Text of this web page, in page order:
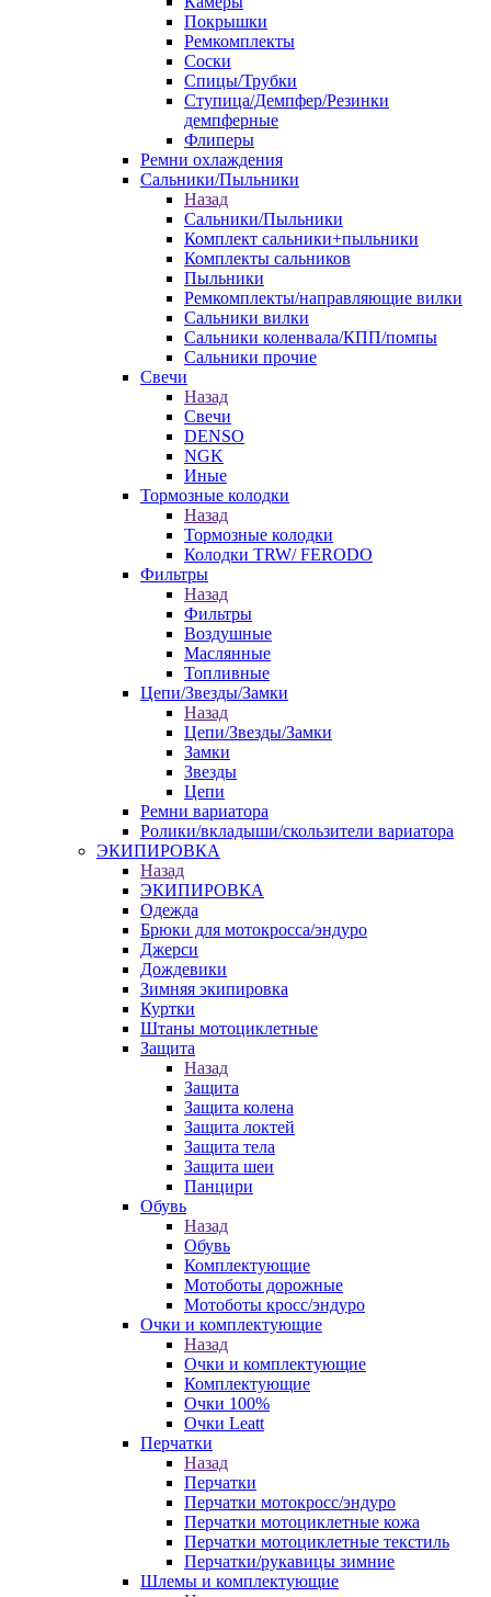
Покрышки
Ремкомплекты
Соски
Спицы/Трубки
Ступица/Демпфер/Резинки
демпферные
Флиперы
Ремни охлаждения
Сальники/Пыльники
Назад
Сальники/Пыльники
Комплект сальники+пыльники
Комплекты сальников
Пыльники
Ремкомплекты/направляющие вилки
Сальники вилки
Сальники коленвала/КПП/помпы
Сальники прочие
Свечи
Назад
Свечи
DENSO
NGK
Иные
Тормозные колодки
Назад
Тормозные колодки
Колодки TRW/ FERODO
Фильтры
Назад
Фильтры
Воздушные
Маслянные
Топливные
Цепи/Звезды/Замки
Назад
Цепи/Звезды/Замки
Замки
Звезды
Цепи
Ремни вариатора
Ролики/вкладыши/скользители вариатора
ЭКИПИРОВКА
Назад
ЭКИПИРОВКА
Одежда
Брюки для мотокросса/эндуро
Джерси
Дождевики
Зимняя экипировка
Куртки
Штаны мотоциклетные
Защита
Назад
Защита
Защита колена
Защита локтей
Защита тела
Защита шеи
Панцири
Обувь
Назад
Обувь
Комплектующие
Мотоботы дорожные
Мотоботы кросс/эндуро
Очки и комплектующие
Назад
Очки и комплектующие
Комплектующие
Очки 100%
Очки Leatt
Перчатки
Назад
Перчатки
Перчатки мотокросс/эндуро
Перчатки мотоциклетные кожа
Перчатки мотоциклетные текстиль
Перчатки/рукавицы зимние
Шлемы и комплектующие